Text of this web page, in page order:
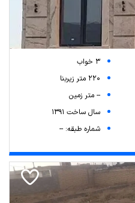
3 خواب
220 متر زیربنا
-- متر زمین
سال ساخت 1391
شماره طبقه: --